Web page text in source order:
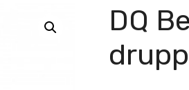
DQ